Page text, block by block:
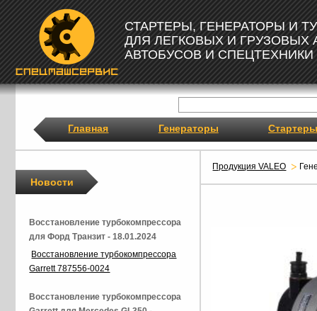
СТАРТЕРЫ, ГЕНЕРАТОРЫ И
ДЛЯ ЛЕГКОВЫХ И ГРУЗОВЫХ
АВТОБУСОВ И СПЕЦТЕХНИКИ
Главная Генераторы Стартеры
Продукция VALEO
Новости
Восстановление турбокомпрессора
для Форд Транзит - 18.01.2024
Восстановление турбокомпрессора
Garrett 787556-0024
Восстановление турбокомпрессора